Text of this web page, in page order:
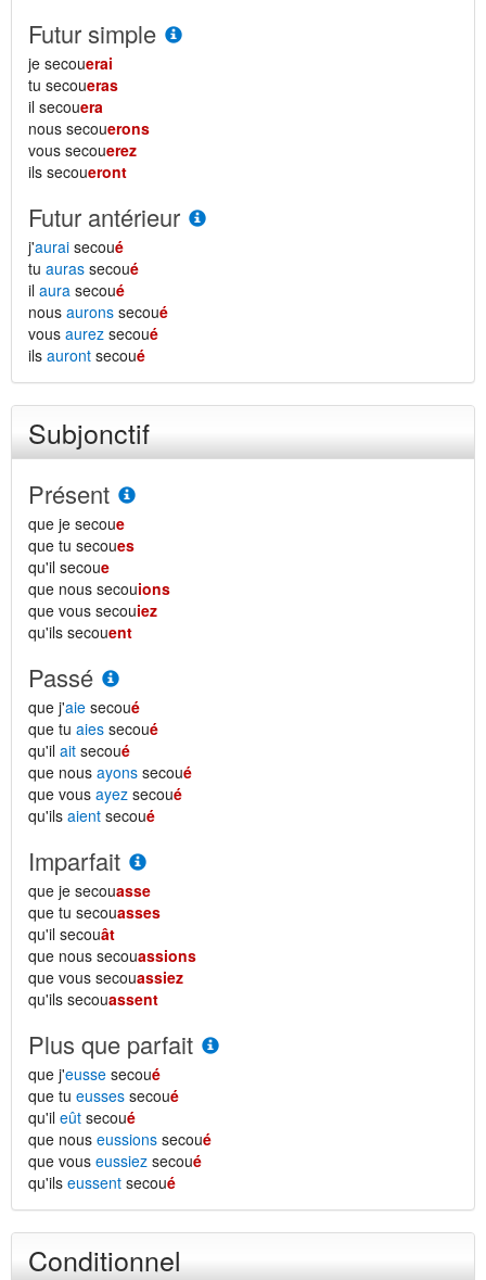
Futur simple
je secouerai
tu secoueras
il secouera
nous secouerons
vous secouerez
ils secoueront
Futur antérieur
j'aurai secoué
tu auras secoué
il aura secoué
nous aurons secoué
vous aurez secoué
ils auront secoué
Subjonctif
Présent
que je secoue
que tu secoues
qu'il secoue
que nous secouions
que vous secouiez
qu'ils secouent
Passé
que j'aie secoué
que tu aies secoué
qu'il ait secoué
que nous ayons secoué
que vous ayez secoué
qu'ils aient secoué
Imparfait
que je secouasse
que tu secouasses
qu'il secouât
que nous secouassions
que vous secouassiez
qu'ils secouassent
Plus que parfait
que j'eusse secoué
que tu eusses secoué
qu'il eût secoué
que nous eussions secoué
que vous eussiez secoué
qu'ils eussent secoué
Conditionnel